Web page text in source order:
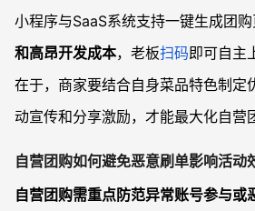
小程序与SaaS系统支持一键生成团购
和高昂开发成本，老板扫码即可自主
在于，商家要结合自身菜品特色制定
动宣传和分享激励，才能最大化自营
自营团购如何避免恶意刷单影响活动
自营团购需重点防范异常账号参与或